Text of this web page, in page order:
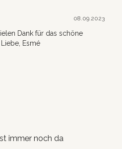
08.09.2023
Dank für das schöne
Esmé
immer noch da